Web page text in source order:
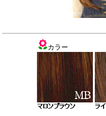
カラー